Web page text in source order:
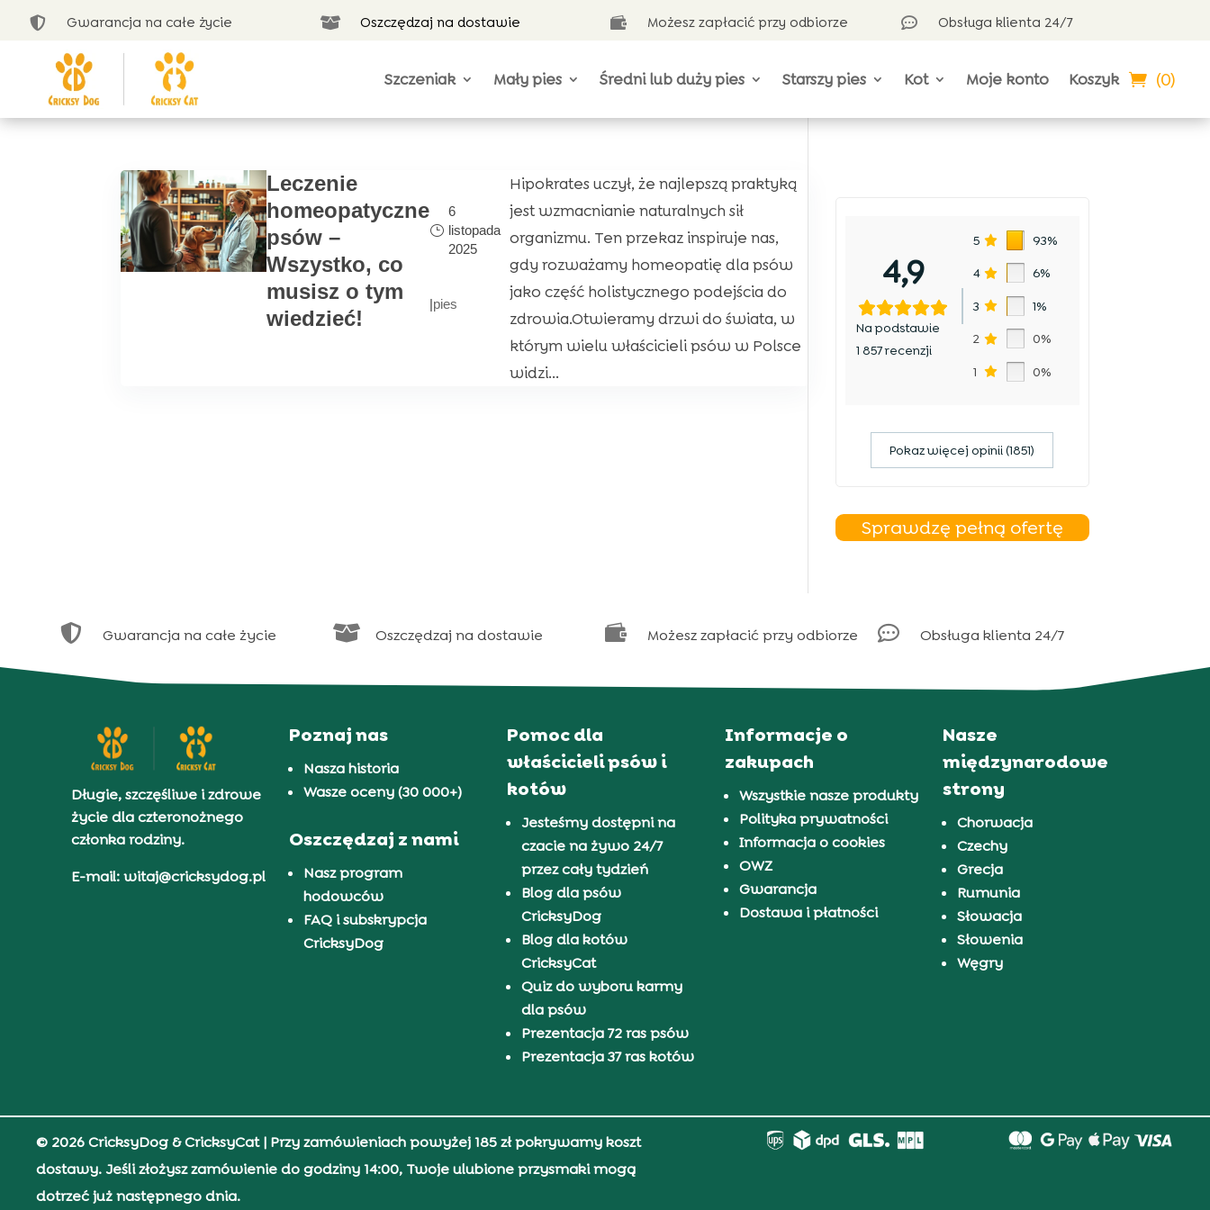
 Gwarancja na całe życie  Oszczędzaj na dostawie  Możesz zapłacić przy odbiorze  Obsługa klienta 24/7
Szczeniak Mały pies Średni lub duży pies Starszy pies Kot Moje konto Koszyk (0)
Leczenie
homeopatyczne
psów –
Wszystko, co
musisz o tym
wiedzieć!
6
listopada
2025
|pies
Hipokrates uczył, że najlepszą praktyką
jest wzmacnianie naturalnych sił
organizmu. Ten przekaz inspiruje nas,
gdy rozważamy homeopatię dla psów
jako część holistycznego podejścia do
zdrowia.Otwieramy drzwi do świata, w
którym wielu właścicieli psów w Polsce
widzi...
4,9
Na podstawie
1 857 recenzji
5 93%
4 6%
3 1%
2 0%
1 0%
Pokaz więcej opinii (1851)
Sprawdzę pełną ofertę
 Gwarancja na całe życie  Oszczędzaj na dostawie  Możesz zapłacić przy odbiorze  Obsługa klienta 24/7
Długie, szczęśliwe i zdrowe
życie dla czteronożnego
członka rodziny.
E-mail: witaj@cricksydog.pl
Poznaj nas
Nasza historia
Wasze oceny (30 000+)
Oszczędzaj z nami
Nasz program
hodowców
FAQ i subskrypcja
CricksyDog
Pomoc dla
właścicieli psów i
kotów
Jesteśmy dostępni na
czacie na żywo 24/7
przez cały tydzień
Blog dla psów
CricksyDog
Blog dla kotów
CricksyCat
Quiz do wyboru karmy
dla psów
Prezentacja 72 ras psów
Prezentacja 37 ras kotów
Informacje o
zakupach
Wszystkie nasze produkty
Polityka prywatności
Informacja o cookies
OWZ
Gwarancja
Dostawa i płatności
Nasze
międzynarodowe
strony
Chorwacja
Czechy
Grecja
Rumunia
Słowacja
Słowenia
Węgry
© 2026 CricksyDog & CricksyCat| Przy zamówieniach powyżej 185 zł pokrywamy koszt
dostawy. Jeśli złożysz zamówienie do godziny 14:00, Twoje ulubione przysmaki mogą
dotrzeć już następnego dnia.